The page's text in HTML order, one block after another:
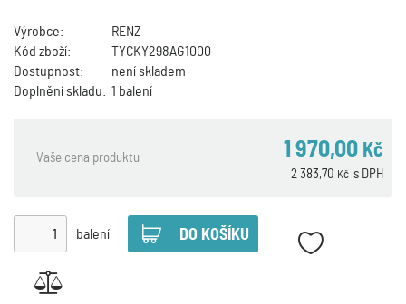
Výrobce:
RENZ
Kód zboží:
TYCKY298AG1000
Dostupnost:
není skladem
Doplnění skladu: 1 balení
Vaše cena produktu 1 970,00 Kč
s DPH
2 383,70 Kč
balení